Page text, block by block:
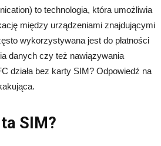
to technologia, która umożliwia
między urządzeniami znajdującymi
wykorzystywana jest do płatności
danych czy też nawiązywania
działa bez karty SIM? Odpowiedź na
SIM?